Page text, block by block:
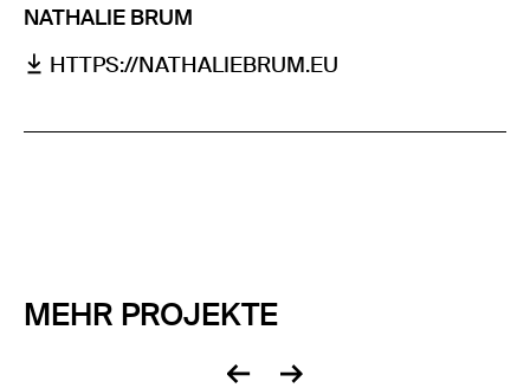
NATHALIE BRUM
HTTPS://NATHALIEBRUM.EU
MEHR PROJEKTE